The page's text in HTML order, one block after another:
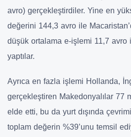
avro) gerçekleştirdiler. Yine en
değerini 144,3 avro ile
düşük ortalama e-işlemi 11,7 avro
yaptılar.
Ayrıca en fazla işlemi Hollanda,
gerçekleştiren Makedonyalılar 77
elde etti, bu da yurt dışında
toplam değerin %39’unu temsil